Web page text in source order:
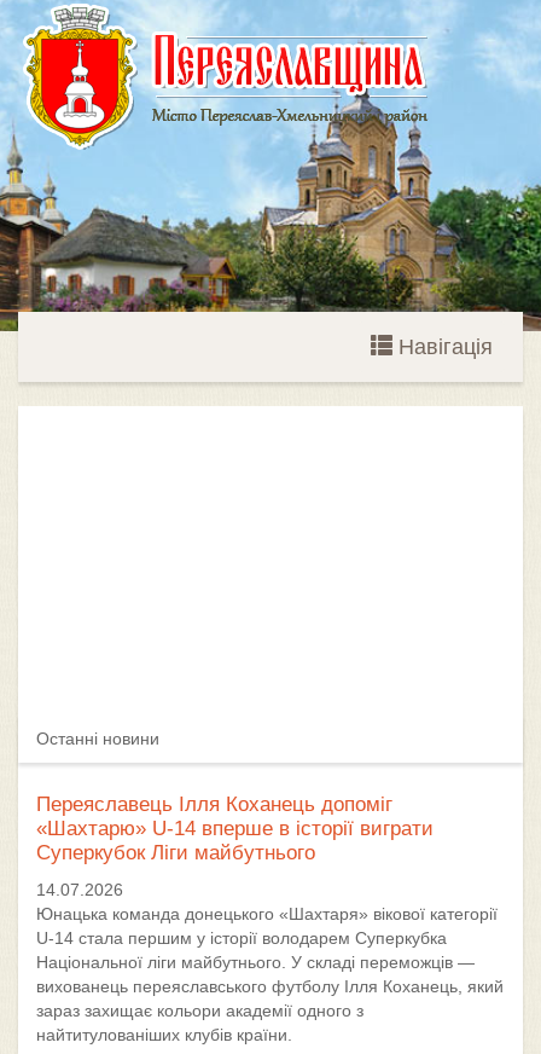
Навігація
Останні новини
Переяславець Ілля Коханець допоміг
«Шахтарю» U-14 вперше в історії виграти
Суперкубок Ліги майбутнього
14.07.2026
Юнацька команда донецького «Шахтаря» вікової категорії
U-14 стала першим у історії володарем Суперкубка
Національної ліги майбутнього. У складі переможців —
вихованець переяславського футболу Ілля Коханець, який
зараз захищає кольори академії одного з
найтитулованіших клубів країни.